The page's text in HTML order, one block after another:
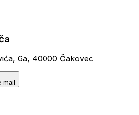
6a, 40000 Čakovec
mail